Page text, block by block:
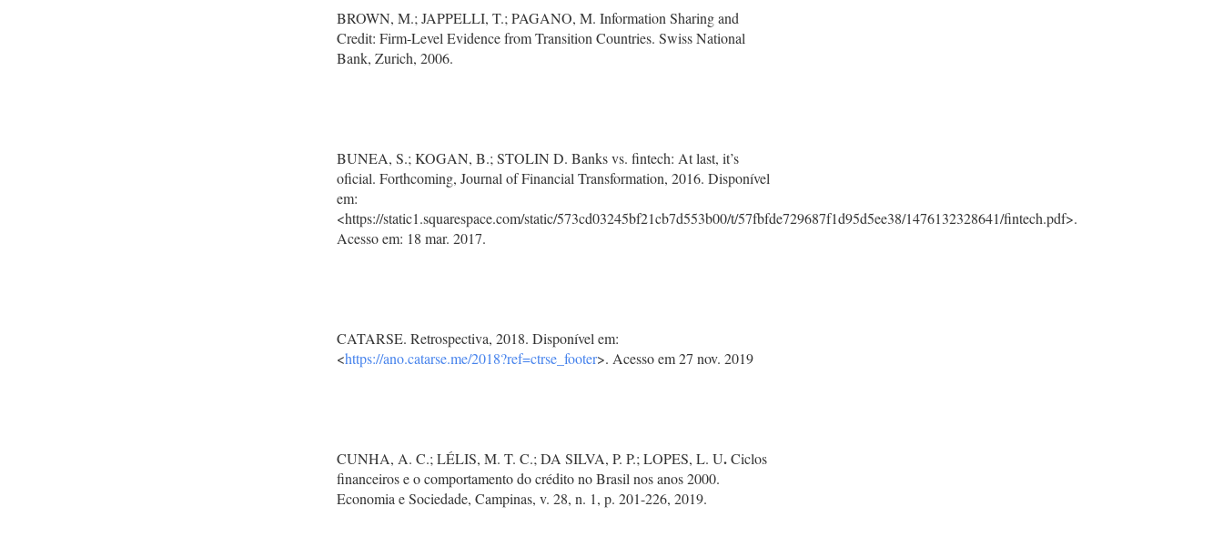
BROWN, M.; JAPPELLI, T.; PAGANO, M. Information Sharing and
Credit: Firm-Level Evidence from Transition Countries. Swiss National
Bank, Zurich, 2006.
BUNEA, S.; KOGAN, B.; STOLIN D. Banks vs. fintech: At last, it’s
oficial. Forthcoming, Journal of Financial Transformation, 2016. Disponível
em:
<https://static1.squarespace.com/static/573cd03245bf21cb7d553b00/t/57fbfde729687f1d95d5ee38/1476132328641/fintech.pdf>.
Acesso em: 18 mar. 2017.
CATARSE. Retrospectiva, 2018. Disponível em:
<https://ano.catarse.me/2018?ref=ctrse_footer>. Acesso em 27 nov. 2019
CUNHA, A. C.; LÉLIS, M. T. C.; DA SILVA, P. P.; LOPES, L. U.Ciclos
financeiros e o comportamento do crédito no Brasil nos anos 2000.
Economia e Sociedade, Campinas, v. 28, n. 1, p. 201-226, 2019.